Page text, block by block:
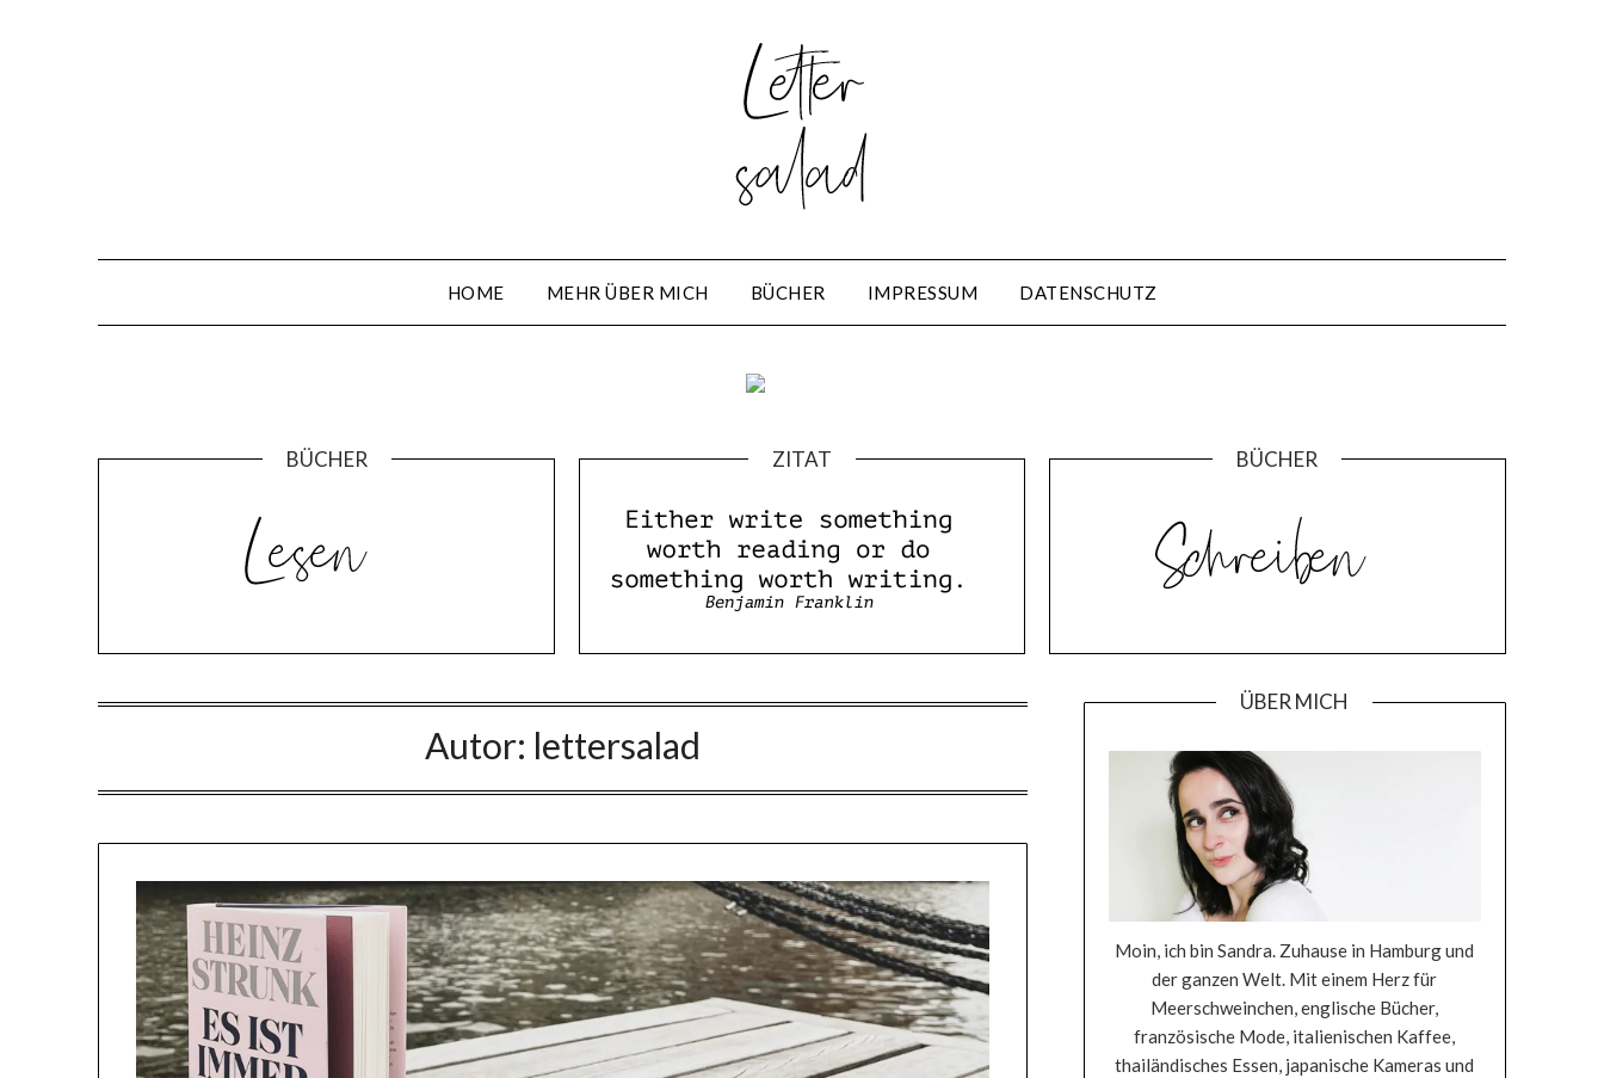
HOME MEHR ÜBER MICH BÜCHER IMPRESSUM DATENSCHUTZ
BÜCHER ZITAT BÜCHER
Autor: lettersalad
ÜBER MICH
Moin, ich bin Sandra. Zuhause in Hamburg und
der ganzen Welt. Mit einem Herz für
Meerschweinchen, englische Bücher,
französische Mode, italienischen Kaffee,
thailändisches Essen, japanische Kameras und